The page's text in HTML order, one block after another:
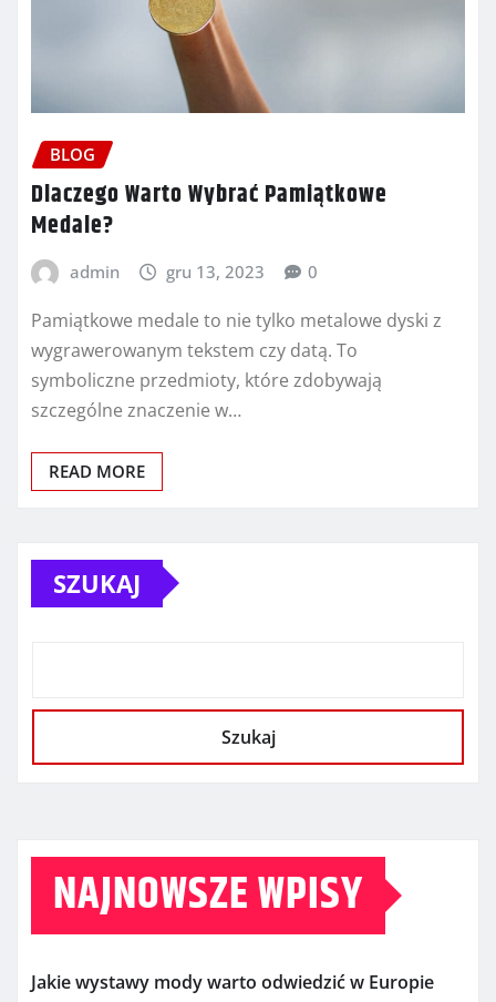
BLOG
Dlaczego Warto Wybrać Pamiątkowe
Medale?
admin gru 13, 2023 0
Pamiątkowe medale to nie tylko metalowe dyski z
wygrawerowanym tekstem czy datą. To
symboliczne przedmioty, które zdobywają
szczególne znaczenie w…
READ MORE
SZUKAJ
Szukaj
NAJNOWSZE WPISY
Jakie wystawy mody warto odwiedzić w Europie